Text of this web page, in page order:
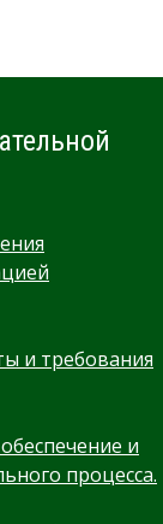
и требования
и
процесса.